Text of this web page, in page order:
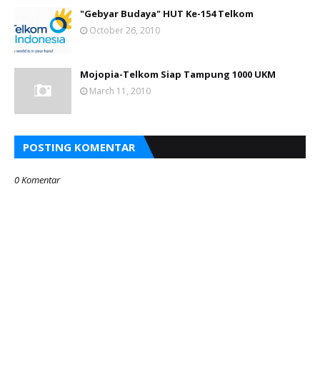
"Gebyar Budaya" HUT Ke-154 Telkom
October 26, 2010
Mojopia-Telkom Siap Tampung 1000 UKM
March 11, 2010
POSTING KOMENTAR
0 Komentar